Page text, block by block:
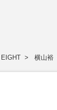
横山裕